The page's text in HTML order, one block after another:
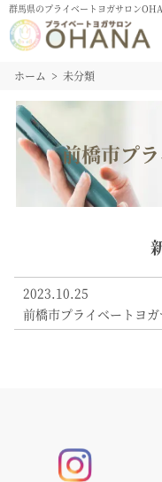
群馬県のプライベートヨガサロン
ホーム 未分類
前橋市プ
2023.10.25
前橋市プライベートヨ